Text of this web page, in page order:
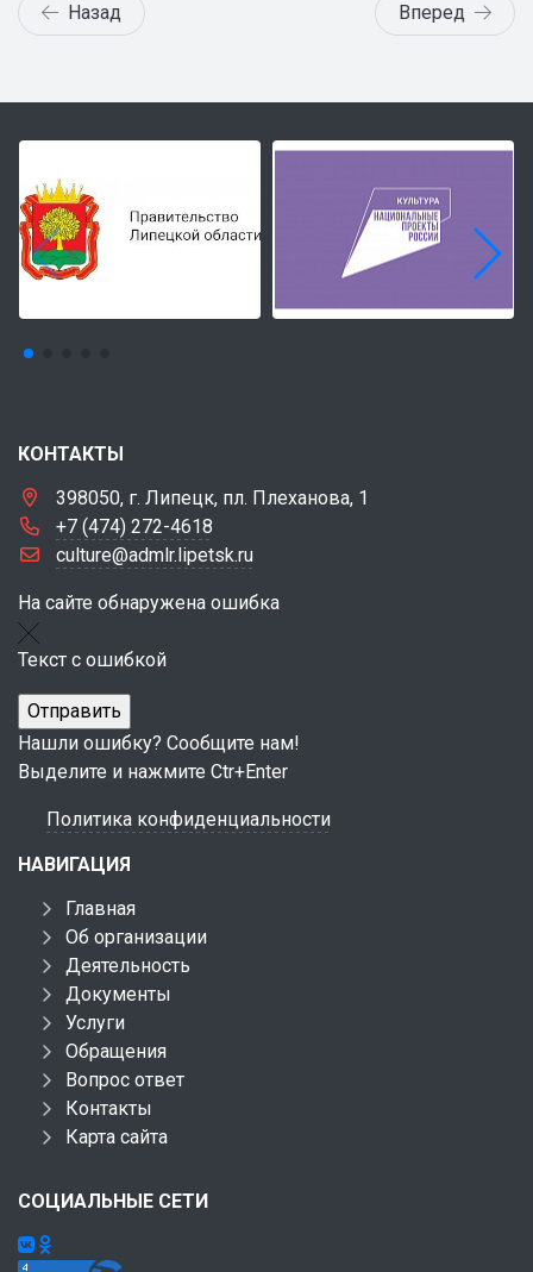
Назад Вперед
КОНТАКТЫ
398050, г. Липецк, пл. Плеханова, 1
+7 (474) 272-4618
culture@admlr.lipetsk.ru
На сайте обнаружена ошибка
Текст с ошибкой
Нашли ошибку? Сообщите нам!
Выделите и нажмите Ctr+Enter
Политика конфиденциальности
НАВИГАЦИЯ
Главная
Об организации
Деятельность
Документы
Услуги
Обращения
Вопрос ответ
Контакты
Карта сайта
СОЦИАЛЬНЫЕ СЕТИ